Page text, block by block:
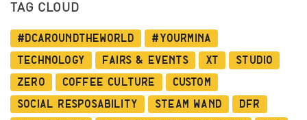
TAG CLOUD
#dcaroundtheworld
#YourMina
Technology
Fairs & Events XT
Studio
Zero
Coffee Culture
Custom
Social Resposability
Steam Wand
DFR